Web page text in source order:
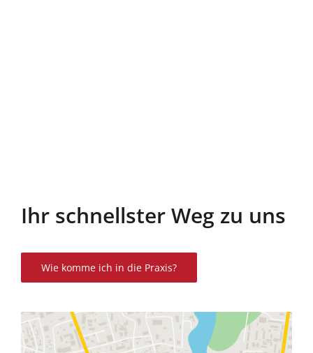
Ihr schnellster Weg zu uns
Wie komme ich in die Praxis?